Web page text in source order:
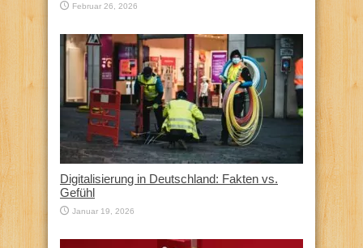
Februar 26, 2026
Digitalisierung in Deutschland: Fakten vs.
Gefühl
Januar 19, 2026